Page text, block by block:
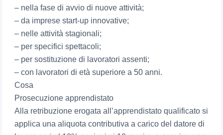
– nella fase di avvio di nuove attività;
– da imprese start-up innovative;
– nelle attività stagionali;
– per specifici spettacoli;
– per sostituzione di lavoratori assenti;
– con lavoratori di età superiore a 50 anni.
Cosa
Prosecuzione apprendistato
Alla retribuzione erogata all’apprendistato qualificato si
applica una aliquota contributiva a carico del datore di